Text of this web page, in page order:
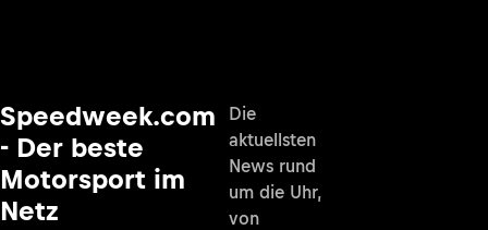
Speedweek.com
- Der beste
Motorsport im
Netz
Die
aktuellsten
News rund
um die Uhr,
von